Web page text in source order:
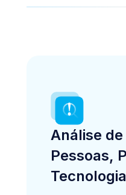
Análise
Pessoas,
Tecnologia